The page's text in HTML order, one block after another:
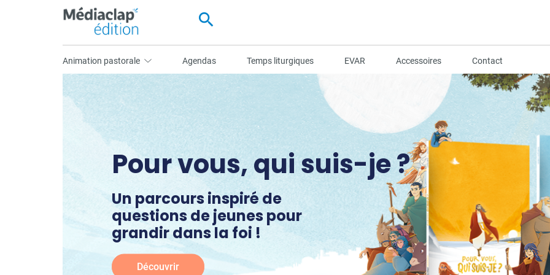
search
Animation pastorale Agendas Temps liturgiques EVAR Accessoires Contact
Le Bibliste
La culture biblique pour tous les
jeunes de 6ᵉ
Découvrir